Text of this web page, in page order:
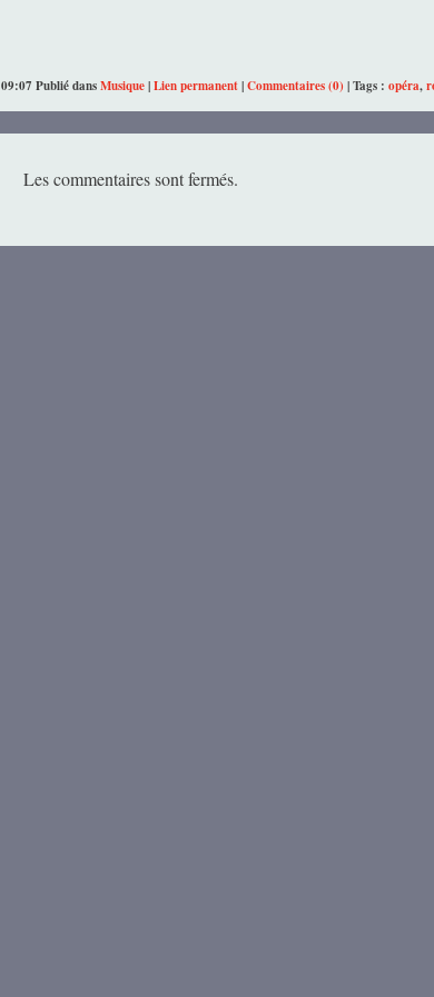
09:07 Publié dansMusique|Lien permanent|Commentaires (0) | Tags : opéra,
Les commentaires sont fermés.